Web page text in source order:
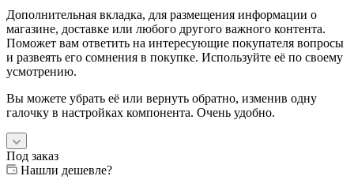
Дополнительная вкладка, для размещения информации о
магазине, доставке или любого другого важного контента.
Поможет вам ответить на интересующие покупателя вопросы
и развеять его сомнения в покупке. Используйте её по своему
усмотрению.
Вы можете убрать её или вернуть обратно, изменив одну
галочку в настройках компонента. Очень удобно.
Под заказ
Нашли дешевле?